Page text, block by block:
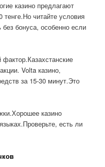
казино предлагают
тенге.Но читайте условия
бонуса, особенно если
Volta казино,
за 15-30 минут.Это
казино
есть ли